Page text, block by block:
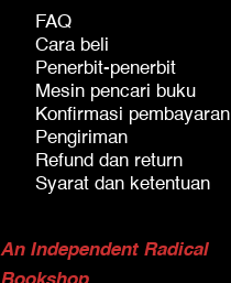
FAQ
Cara beli
Penerbit-penerbit
Mesin pencari buku
Konfirmasi pembayaran
Pengiriman
Refund dan return
Syarat dan ketentuan
An Independent Radical